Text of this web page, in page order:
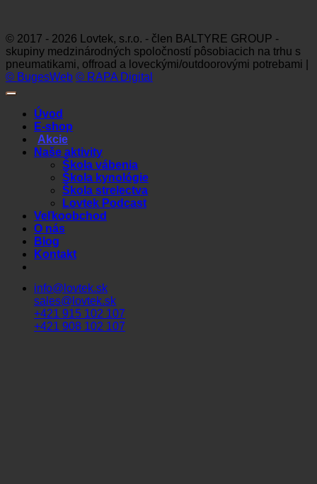
© 2017 - 2026 Lovtek, s.r.o. - člen BALTYRE GROUP -
skupiny medzinárodných spoločností pôsobiacich na trhu s
pneumatikami, offroad a loveckými/outdoorovými potrebami |
© BugesWeb © RAPA Digital
Úvod
E-shop
Akcie
Naše aktivity
Škola vábenia
Škola kynológie
Škola strelectva
Lovtek Podcast
Veľkoobchod
O nás
Blog
Kontakt
info@lovtek.sk
sales@lovtek.sk
+421 915 102 107
+421 908 102 107